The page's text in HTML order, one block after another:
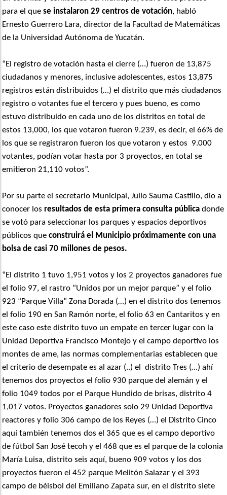
para el que se instalaron 29 centros de votación, habló
Ernesto Guerrero Lara, director de la Facultad de Matemáticas
de la Universidad Autónoma de Yucatán.
“El registro de votación hasta el cierre (…) fueron de 13,875
ciudadanos y menores, inclusive adolescentes, estos 13,875
registros están distribuidos (…) el distrito que más ciudadanos
registro o votantes fue el tercero y pues bueno, es como
estuvo distribuido en cada uno de los distritos en total de
estos 13,000, los que votaron fueron 9.239, es decir, el 66% de
los que se registraron fueron los que votaron y estos 9.000
votantes, podían votar hasta por 3 proyectos, en total se
emitieron 21,110 votos”.
Por su parte el secretario Municipal, Julio Sauma Castillo, dio a
conocer losresultados de esta primera consulta pública donde
se votó para seleccionar los parques y espacios deportivos
públicos queconstruirá el Municipio próximamente con una
bolsa de casi 70 millones de pesos.
“El distrito 1 tuvo 1,951 votos y los 2 proyectos ganadores fue
el folio 97, el rastro “Unidos por un mejor parque” y el folio
923 “Parque Villa” Zona Dorada (…) en el distrito dos tenemos
el folio 190 en San Ramón norte, el folio 63 en Cantaritos y en
este caso este distrito tuvo un empate en tercer lugar con la
Unidad Deportiva Francisco Montejo y el campo deportivo los
montes de ame, las normas complementarias establecen que
el criterio de desempate es al azar (..) el distrito Tres (…) ahí
tenemos dos proyectos el folio 930 parque del alemán y el
folio 1049 todos por el Parque Hundido de brisas, distrito 4
1,017 votos. Proyectos ganadores solo 29 Unidad Deportiva
reactores y folio 306 campo de los Reyes (…) el Distrito Cinco
aquí también tenemos dos el 365 que es el campo deportivo
de fútbol San José tecoh y el 468 que es el parque de la colonia
María Luisa, distrito seis aquí, bueno 909 votos y los dos
proyectos fueron el 452 parque Melitón Salazar y el 393
campo de béisbol del Emiliano Zapata sur, en el distrito siete